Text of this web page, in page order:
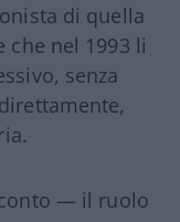
di quella
che nel 1993 li
senza
— il ruolo